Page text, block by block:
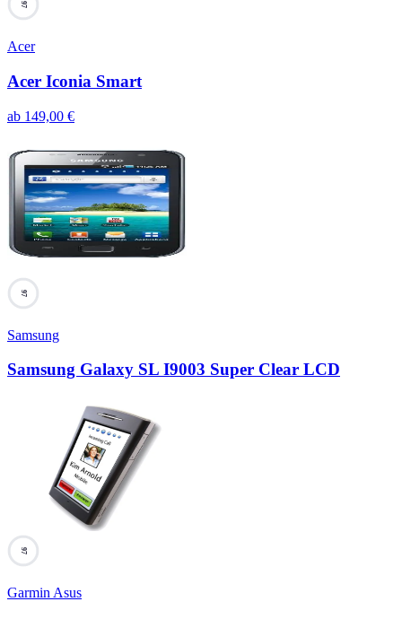
97
Acer
Acer Iconia Smart
ab 149,00 €
97
Samsung
Samsung Galaxy SL I9003 Super Clear LCD
97
Garmin Asus